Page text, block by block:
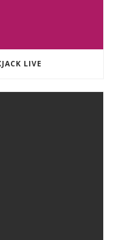
LIVE